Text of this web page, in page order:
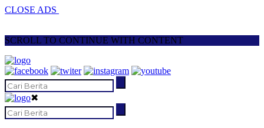
CLOSE ADS
SCROLL TO CONTINUE WITH CONTENT
✖